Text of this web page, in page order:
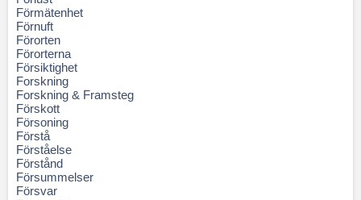
Förmätenhet
Förnuft
Förorten
Förorterna
Försiktighet
Forskning
Forskning & Framsteg
Förskott
Försoning
Förstå
Förståelse
Förstånd
Försummelser
Försvar